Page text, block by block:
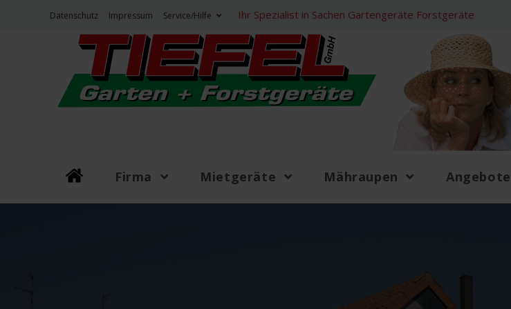
Datenschutz Impressum Service/Hilfe Ihr Spezialist in Sachen Gartengeräte Forstgeräte
Firma Mietgeräte Mähraupen Angebote